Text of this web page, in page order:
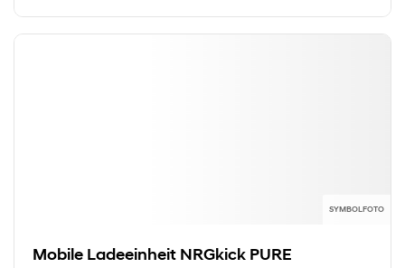
SYMBOLFOTO
Mobile Ladeeinheit NRGkick PURE